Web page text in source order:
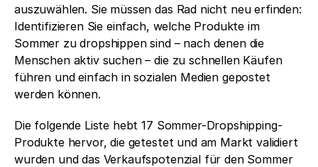
auszuwählen. Sie müssen das Rad nicht neu erfinden:
Identifizieren Sie einfach, welche Produkte im
Sommer zu dropshippen sind – nach denen die
Menschen aktiv suchen – die zu schnellen Käufen
führen und einfach in sozialen Medien gepostet
werden können.
Die folgende Liste hebt 17 Sommer-Dropshipping-
Produkte hervor, die getestet und am Markt validiert
wurden und das Verkaufspotenzial für den Sommer